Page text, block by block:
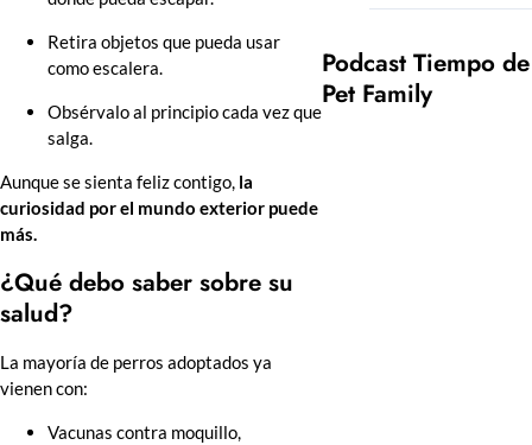
Retira objetos que pueda usar
como escalera.
Obsérvalo al principio cada vez que
salga.
Aunque se sienta feliz contigo, la
curiosidad por el mundo exterior puede
más.
¿Qué debo saber sobre su
salud?
La mayoría de perros adoptados ya
vienen con:
Vacunas contra moquillo,
Podcast Tiempo de
Pet Family